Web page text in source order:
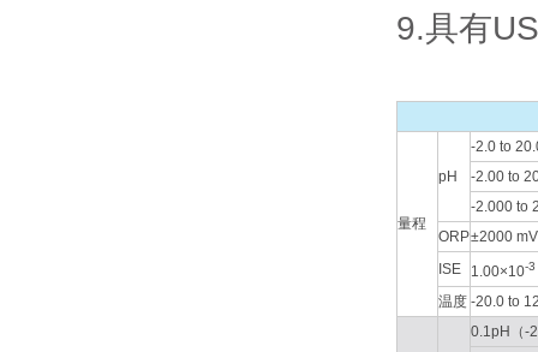
9.具有
量程
pH
-2.0 to
-2.00 to
-2.000 to
ORP±2000 mV
ISE
1.00×10-3
温度 -20.0 to
0.1pH（-